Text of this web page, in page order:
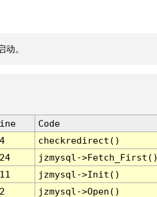
。
Code
checkredirect()
jzmysql-
jzmysql->Init()
jzmysql->Open()